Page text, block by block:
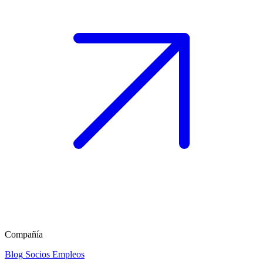
Compañía
Blog Socios Empleos